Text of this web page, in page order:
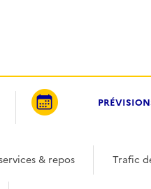
& repos Trafic